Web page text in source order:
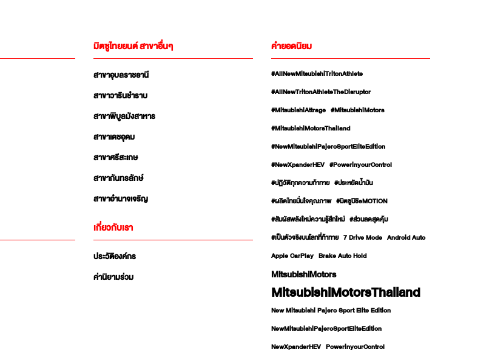
มิตซูไทยยนต์ สาขาอื่นๆ
สาขาอุบลราชธานี
สาขาวารินชำราบ
สาขาพิบูลมังสาหาร
สาขาเดชอุดม
สาขาศรีสะเกษ
สาขากันทรลักษ์
สาขาอำนาจเจริญ
เกี่ยวกับเรา
ประวัติองค์กร
ค่านิยามร่วม
คำยอดนิยม
#AllNewMitsubishiTritonAthlete
#AllNewTritonAthleteTheDisruptor
#MitsubishiAttrage #MitsubishiMotors
#MitsubishiMotorsThailand
#NewMitsubishiPajeroSportEliteEdition
#NewXpanderHEV #PowerinyourControl
#ปฏิวัติทุกความท้าทาย #ประหยัดน้ำมัน
#ผลิตไทยมั่นใจคุณภาพ #มิตซูบิชิeMOTION
#สัมผัสพลังใหม่ความรู้สึกใหม่ #ส่วนลดสุดคุ้ม
#เป็นตัวจริงบนโลกที่ท้าทาย 7 Drive Mode Android Auto
Apple CarPlay Brake Auto Hold
MitsubishiMotors
MitsubishiMotorsThailand
New Mitsubishi Pajero Sport Elite Edition
NewMitsubishiPajeroSportEliteEdition
NewXpanderHEV PowerinyourControl